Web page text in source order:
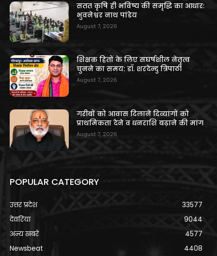
सतत कृषि ही भविष्य की समृद्धि का आधार:
भुवनेश्वर नाथ पांडेय
August 7, 2026
शिक्षक हितों के लिए संघर्षशील नेतृत्व
चुनने का समय: डॉ. शरदेन्दु त्रिपाठी
August 7, 2026
गरीबों को आवास दिलाने दिव्यांगों को
प्राथमिकता देने व धनराशि बढ़ाने की मांग
August 7, 2026
POPULAR CATEGORY
उत्तर प्रदेश
33577
देवरिया
9044
अन्य खबरे
4577
Newsbeat
4408